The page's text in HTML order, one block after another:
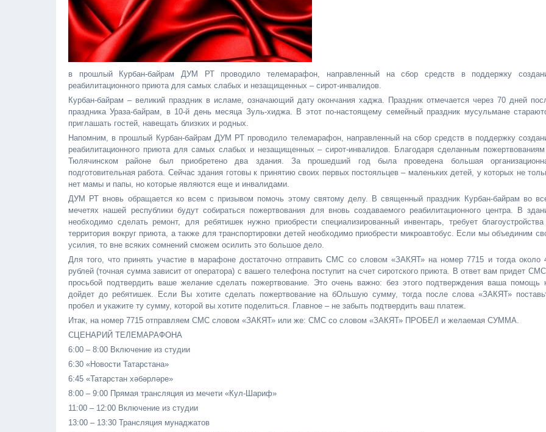
в прошлый Курбан-байрам ДУМ РТ проводило телемарафон, направленный на сбор средств в поддержку
реабилитационного приюта для самых слабых и незащищенных – сирот-инвалидов.
Курбан-байрам – великий праздник в исламе, означающий дату окончания хаджа. Праздник отмечается через 70 дней
праздника Ураза-байрам, в 10-й день месяца Зуль-хиджа. В этот по-настоящему семейный праздник мусульмане
приглашать гостей, навещать близких и родных.
Напомним, в прошлый Курбан-байрам ДУМ РТ проводило телемарафон, направленный на сбор средств в поддержку
реабилитационного приюта для самых слабых и незащищенных – сирот-инвалидов. Благодаря сделанным
Тюлячинском районе был приобретено два здания. За прошедший год была проведена большая
подготовительная работа. Сейчас здания готовы к принятию своих первых постояльцев – маленьких детей, у которых не
нет мамы и папы, но которые являются еще и инвалидами.
ДУМ РТ вновь обращается ко всем с призывом помочь этому святому делу. В священный праздник Курбан-байрам во
мечетях нашей республики будут собираться пожертвования для вновь создаваемого реабилитационного центра. В
необходимо сделать ремонт, для ребятишек нужно приобрести специализированный инвентарь, требует
территория вокруг приюта, а также для транспортировки детей необходимо приобрести микроавтобус. Если мы объединим
усилия, то вне всяких сомнений сможем осилить это большое дело.
Для того, что принять участие в марафоне достаточно отправить СМС со словом «ЗАКЯТ» на номер 7715 и тогда около
рублей (точная сумма зависит от оператора) с вашего телефона поступит на счет сиротского приюта. В ответ вам придет
просьбой подтвердить ваше желание сделать пожертвование. Это очень важно: без этого подтверждения ваша помощь
дойдет до ребятишек. Если Вы хотите сделать пожертвование на бОльшую сумму, тогда после слова «ЗАКЯТ»
пробел и укажите ту сумму, которой вы хотите поделиться. Главное – не забыть подтвердить ваш платеж.
Итак, на номер 7715 отправляем СМС словом «ЗАКЯТ» или же: СМС со словом «ЗАКЯТ» ПРОБЕЛ и желаемая СУММА.
СЦЕНАРИЙ ТЕЛЕМАРАФОНА
6:00 – 8:00 Включение из студии
6:30 «Новости Татарстана»
6:45 «Татарстан хәбәрләре»
8:00 – 9:00 Прямая трансляция из мечети «Кул-Шариф»
11:00 – 12:00 Включение из студии
13:00 – 13:30 Трансляция мунаджатов